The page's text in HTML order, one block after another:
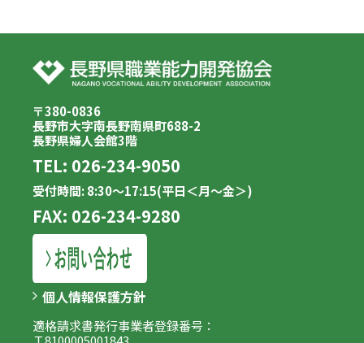
〒380-0836
長野市大字南長野南県町688-2
長野県婦人会館3階
TEL: 026-234-9050
受付時間: 8:30～17:15(平日＜月～金＞)
FAX: 026-234-9280
個人情報保護方針
適格請求書発行事業者登録番号：